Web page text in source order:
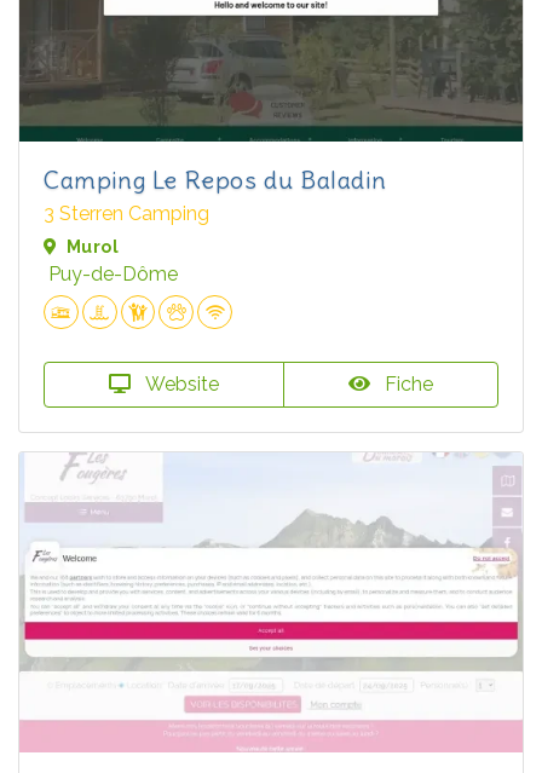
Camping Le Repos du Baladin
3 Sterren Camping
Murol
Puy-de-Dôme
Website Fiche